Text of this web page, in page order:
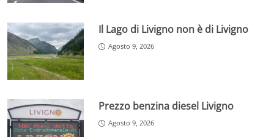
Il Lago di Livigno non è di Livigno
Agosto 9, 2026
Prezzo benzina diesel Livigno
Agosto 9, 2026